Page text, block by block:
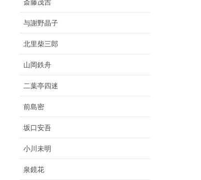
斎藤茂吉
与謝野晶子
北里柴三郎
山岡鉄舟
二葉亭四迷
前島密
坂口安吾
小川未明
泉鏡花